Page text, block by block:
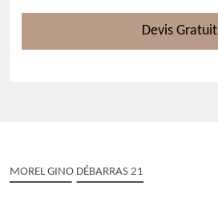
Devis Gratuit
MOREL GINO DÉBARRAS 21